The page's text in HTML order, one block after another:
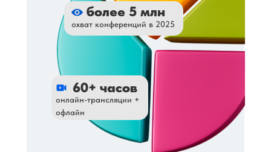
охват конференций в 2025
более 5 млн
онлайн-трансляции +
офлайн
60+ часов